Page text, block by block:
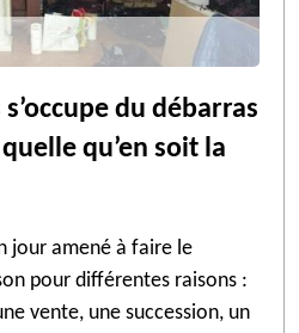
du débarras
qu’en soit la
jour amené à faire le
pour différentes raisons :
vente, une succession, un